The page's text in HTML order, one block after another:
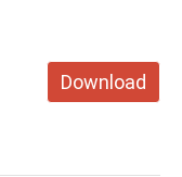
Download